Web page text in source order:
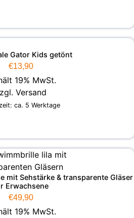
Gator Kids getönt
€13,90
19% MwSt.
Versand
ca. 5 Werktage
mit Sehstärke & transparente Gläser
Erwachsene
€49,90
19% MwSt.